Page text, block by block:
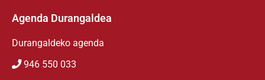
Agenda Durangaldea
Durangaldeko agenda
946 550 033